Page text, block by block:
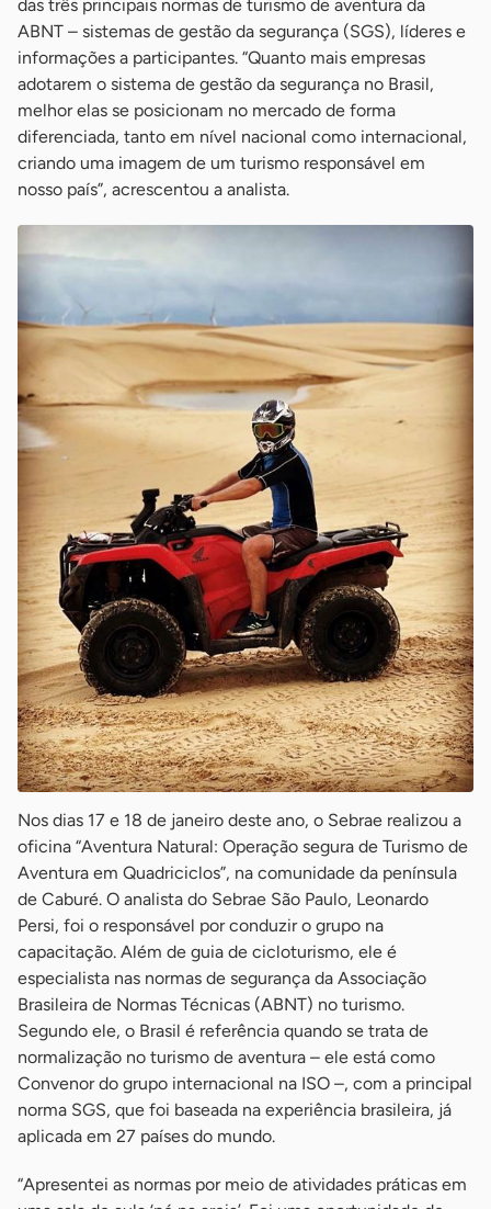
das três principais normas de turismo de aventura da
ABNT – sistemas de gestão da segurança (SGS), líderes e
informações a participantes. “Quanto mais empresas
adotarem o sistema de gestão da segurança no Brasil,
melhor elas se posicionam no mercado de forma
diferenciada, tanto em nível nacional como internacional,
criando uma imagem de um turismo responsável em
nosso país”, acrescentou a analista.
Nos dias 17 e 18 de janeiro deste ano, o Sebrae realizou a
oficina “Aventura Natural: Operação segura de Turismo de
Aventura em Quadriciclos”, na comunidade da península
de Caburé. O analista do Sebrae São Paulo, Leonardo
Persi, foi o responsável por conduzir o grupo na
capacitação. Além de guia de cicloturismo, ele é
especialista nas normas de segurança da Associação
Brasileira de Normas Técnicas (ABNT) no turismo.
Segundo ele, o Brasil é referência quando se trata de
normalização no turismo de aventura – ele está como
Convenor do grupo internacional na ISO –, com a principal
norma SGS, que foi baseada na experiência brasileira, já
aplicada em 27 países do mundo.
“Apresentei as normas por meio de atividades práticas em